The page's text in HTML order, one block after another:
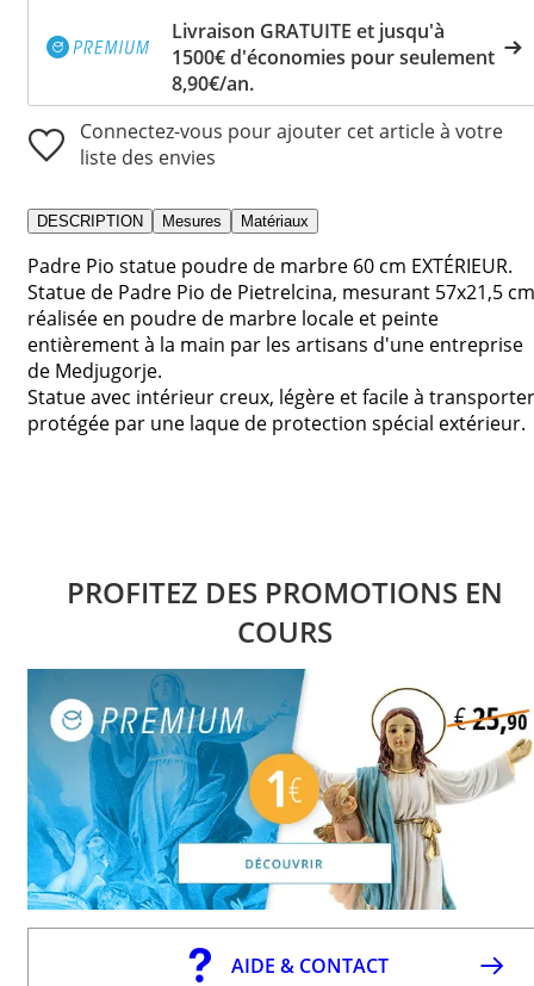
Livraison GRATUITE et jusqu'à
1500€ d'économies pour seulement
8,90€/an.
Connectez-vous pour ajouter cet article à votre
liste des envies
DESCRIPTION Mesures Matériaux
Padre Pio statue poudre de marbre 60 cm EXTÉRIEUR.
Statue de Padre Pio de Pietrelcina, mesurant 57x21,5
réalisée en poudre de marbre locale et peinte
entièrement à la main par les artisans d'une entreprise
de Medjugorje.
Statue avec intérieur creux, légère et facile à
protégée par une laque de protection spécial extérieur.
PROFITEZ DES PROMOTIONS EN
COURS
AIDE & CONTACT